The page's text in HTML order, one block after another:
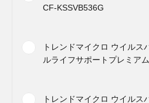
CF-KSSVB536G
トレンドマイクロ ウイルス
ルライフサポートプレミア
トレンドマイクロ ウイルス